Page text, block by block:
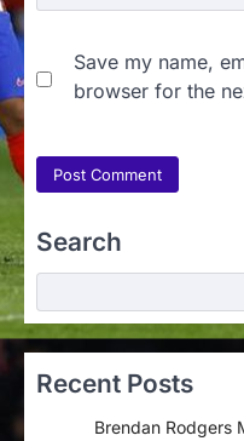
Save my name,
browser for the
Search
Recent Posts
Brendan Rodgers